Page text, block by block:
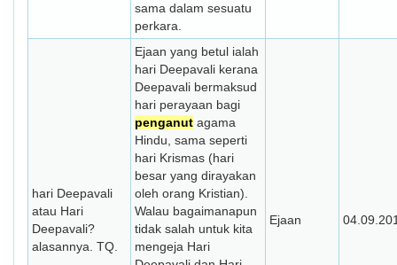
sama dalam sesuatu
perkara.
hari Deepavali
atau Hari
Deepavali?
alasannya. TQ.
Ejaan yang betul ialah
hari Deepavali kerana
Deepavali bermaksud
hari perayaan bagi
penganut agama
Hindu, sama seperti
hari Krismas (hari
besar yang dirayakan
oleh orang Kristian).
Walau bagaimanapun
tidak salah untuk kita
mengeja Hari
Ejaan